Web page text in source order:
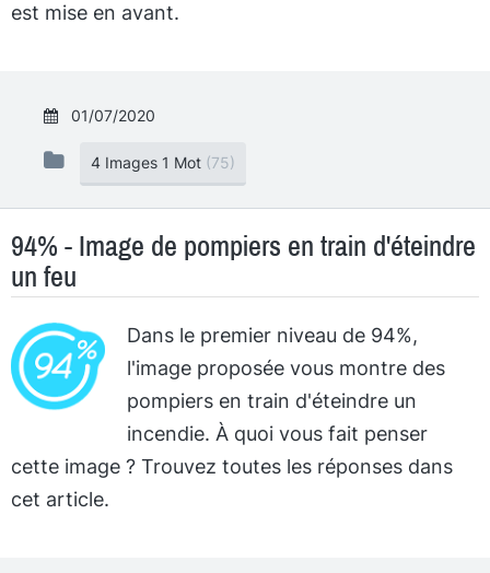
est mise en avant.
01/07/2020
4 Images 1 Mot (75)
94% - Image de pompiers en train d'éteindre
un feu
Dans le premier niveau de 94%,
l'image proposée vous montre des
pompiers en train d'éteindre un
incendie. À quoi vous fait penser
cette image ? Trouvez toutes les réponses dans
cet article.